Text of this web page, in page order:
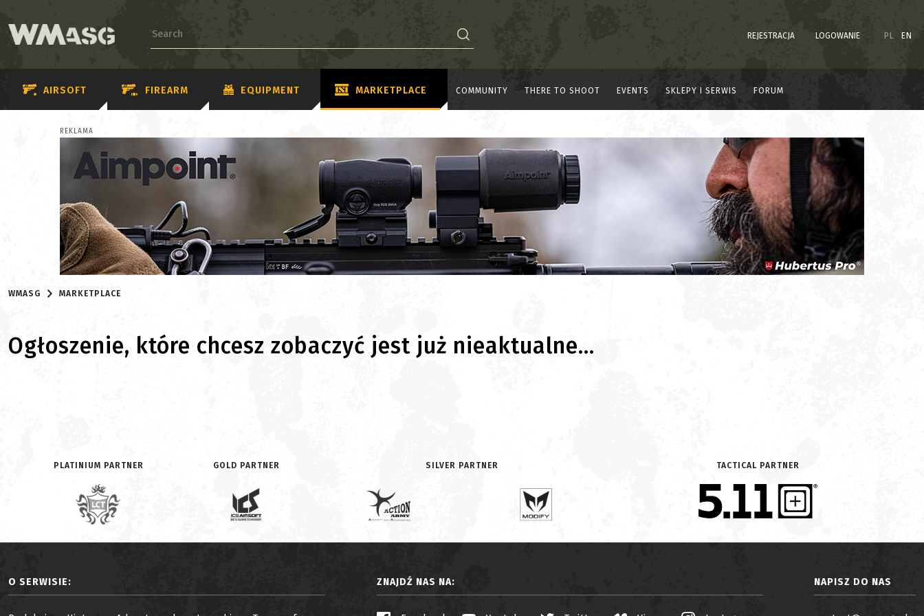
REJESTRACJA LOGOWANIE PL EN
AIRSOFT FIREARM EQUIPMENT MARKETPLACE COMMUNITY THERE TO SHOOT EVENTS SKLEPY I SERWIS FORUM
REKLAMA
WMASG MARKETPLACE
Ogłoszenie, które chcesz zobaczyć jest już nieaktualne...
PLATINIUM PARTNER GOLD PARTNER SILVER PARTNER TACTICAL PARTNER
O SERWISIE: ZNAJDŹ NAS NA: NAPISZ DO NAS